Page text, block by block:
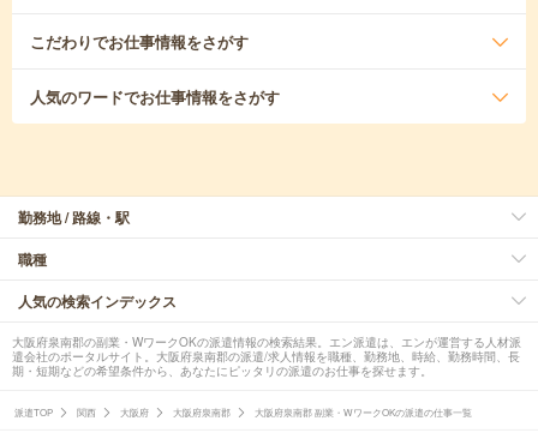
こだわりでお仕事情報をさがす
人気のワードでお仕事情報をさがす
勤務地 / 路線・駅
職種
人気の検索インデックス
大阪府泉南郡の副業・WワークOKの派遣情報の検索結果。エン派遣は、エンが運営する人材派
遣会社のポータルサイト。大阪府泉南郡の派遣/求人情報を職種、勤務地、時給、勤務時間、長
期・短期などの希望条件から、あなたにピッタリの派遣のお仕事を探せます。
派遣TOP 関西 大阪府 大阪府泉南郡 大阪府泉南郡 副業・WワークOKの派遣の仕事一覧